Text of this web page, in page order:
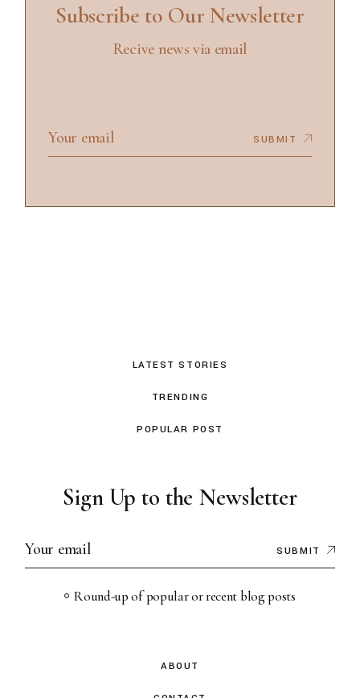
Subscribe to Our Newsletter
Recive news via email
SUBMIT
LATEST STORIES
TRENDING
POPULAR POST
Sign Up to the Newsletter
SUBMIT
Round-up of popular or recent blog posts
ABOUT